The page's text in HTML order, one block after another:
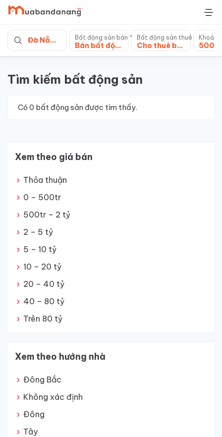
Skip
content
Đà Nẵng Bất động sản bán
Bán bất động sản khác
Bất động sản thuê
Cho thuê bất động sản khác
Tìm kiếm bất động sản
Có 0 bất động sản được tìm thấy.
Xem theo giá bán
Thỏa thuận
0 – 500tr
500tr – 2 tỷ
2 – 5 tỷ
5 – 10 tỷ
10 – 20 tỷ
20 – 40 tỷ
40 – 80 tỷ
Trên 80 tỷ
Xem theo hướng nhà
Đông Bắc
Không xác định
Đông
Tây